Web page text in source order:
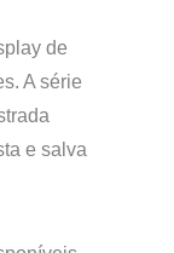
de
A série
e salva